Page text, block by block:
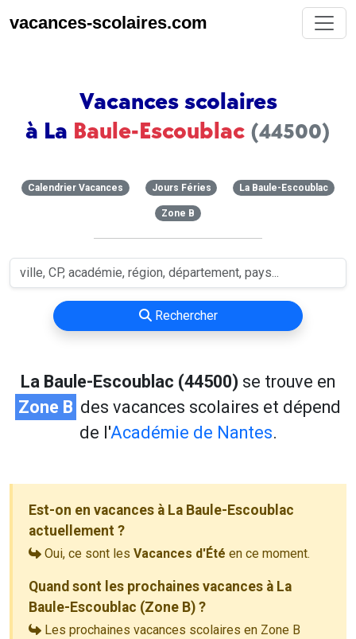
vacances-scolaires.com
Vacances scolaires
à La Baule-Escoublac (44500)
Calendrier Vacances Jours Féries La Baule-Escoublac
Zone B
Rechercher
La Baule-Escoublac (44500) se trouve en
Zone B des vacances scolaires et dépend
de l'Académie de Nantes.
Est-on en vacances à La Baule-Escoublac
actuellement ?
Oui, ce sont les Vacances d'Été en ce moment.
Quand sont les prochaines vacances à La
Baule-Escoublac (Zone B) ?
Les prochaines vacances scolaires en Zone B